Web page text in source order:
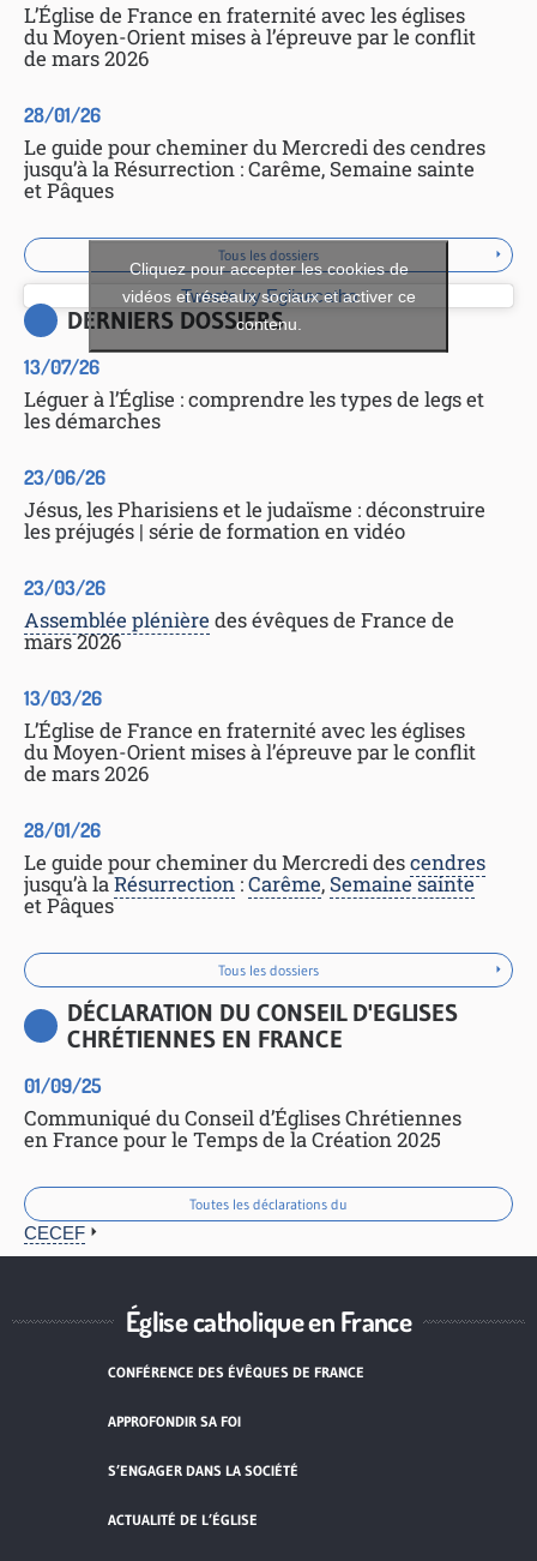
L’Église de France en fraternité avec les églises
du Moyen-Orient mises à l’épreuve par le conflit
de mars 2026
28/01/26
Le guide pour cheminer du Mercredi des cendres
jusqu’à la Résurrection : Carême, Semaine sainte
et Pâques
Tous les dossiers
Tweets by Eglisecatho
Cliquez pour accepter les cookies de
vidéos et réseaux sociaux et activer ce
contenu.
DERNIERS DOSSIERS
13/07/26
Léguer à l’Église : comprendre les types de legs et
les démarches
23/06/26
Jésus, les Pharisiens et le judaïsme : déconstruire
les préjugés | série de formation en vidéo
23/03/26
Assemblée plénière des évêques de France de
mars 2026
13/03/26
L’Église de France en fraternité avec les églises
du Moyen-Orient mises à l’épreuve par le conflit
de mars 2026
28/01/26
Le guide pour cheminer du Mercredi descendres
jusqu’à laRésurrection :Carême, Semaine sainte
et Pâques
Tous les dossiers
DÉCLARATION DU CONSEIL D'EGLISES
CHRÉTIENNES EN FRANCE
01/09/25
Communiqué du Conseil d’Églises Chrétiennes
en France pour le Temps de la Création 2025
Toutes les déclarations du
CECEF
Église catholique en France
CONFÉRENCE DES ÉVÊQUES DE FRANCE
APPROFONDIR SA FOI
S’ENGAGER DANS LA SOCIÉTÉ
ACTUALITÉ DE L’ÉGLISE